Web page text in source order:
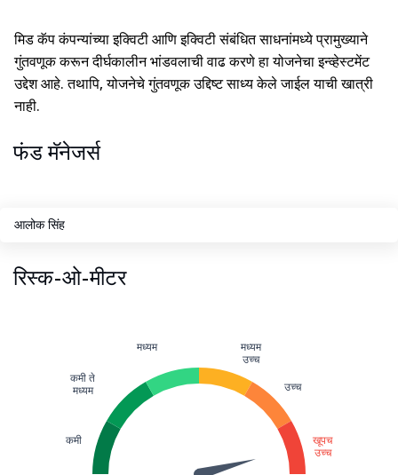
मिड कॅप कंपन्यांच्या इक्विटी आणि इक्विटी संबंधित साधनांमध्ये प्रामुख्याने
गुंतवणूक करून दीर्घकालीन भांडवलाची वाढ करणे हा योजनेचा इन्व्हेस्टमेंट
उद्देश आहे. तथापि, योजनेचे गुंतवणूक उद्दिष्ट साध्य केले जाईल याची खात्री
नाही.
फंड मॅनेजर्स
आलोक सिंह
रिस्क-ओ-मीटर
कमी
कमी ते
मध्यम
मध्यम
मध्यम
उच्च
उच्च
खूपच
उच्च